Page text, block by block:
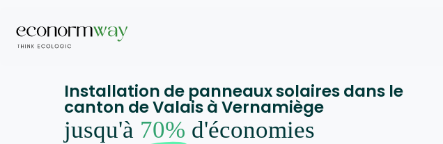
Installation de panneaux solaires dans le
canton de Valais à Vernamiège
jusqu'à 70% d'économies